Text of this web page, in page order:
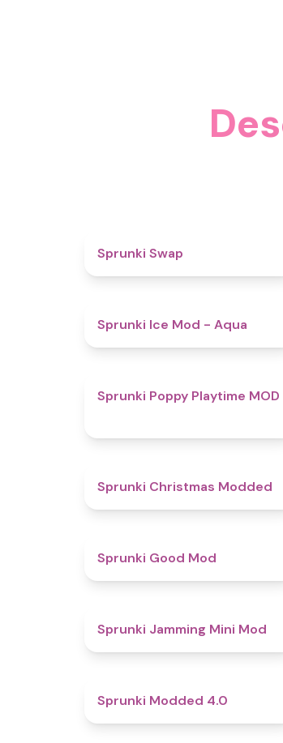
Sprunki Swap
Sprunki Ice Mod - Aqua
5
Sprunki Poppy Playtime MOD
4.5
Sprunki Christmas Modded
Sprunki Good Mod
4.9
Sprunki Jamming Mini Mod
Sprunki Modded 4.0